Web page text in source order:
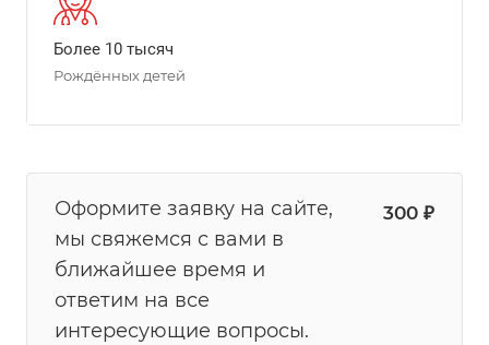
Более 10 тысяч
Рождённых детей
Оформите заявку на сайте,
мы свяжемся с вами в
ближайшее время и
ответим на все
интересующие вопросы.
300 ₽